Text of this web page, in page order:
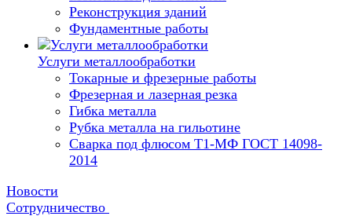
Реконструкция зданий
Фундаментные работы
Услуги металлообработки
Токарные и фрезерные работы
Фрезерная и лазерная резка
Гибка металла
Рубка металла на гильотине
Сварка под флюсом Т1-МФ ГОСТ 14098-
2014
Новости
Сотрудничество